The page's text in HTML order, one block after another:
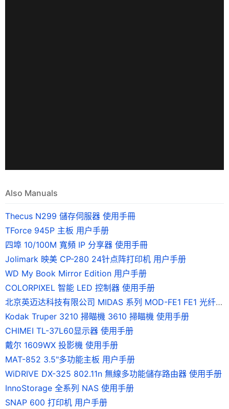
Also Manuals
Thecus N299 儲存伺服器 使用手冊
TForce 945P 主板 用户手册
四埠 10/100M 寬頻 IP 分享器 使用手冊
Jolimark 映美 CP-280 24针点阵打印机 用户手册
WD My Book Mirror Edition 用户手册
COLORPIXEL 智能 LED 控制器 使用手册
北京英迈达科技有限公司 MIDAS 系列 MOD-FE1 FE1 光纤调制解调器 说明书
Kodak Truper 3210 掃瞄機 3610 掃瞄機 使用手册
CHIMEI TL-37L60显示器 使用手册
戴尔 1609WX 投影機 使用手册
MAT-852 3.5"多功能主板 用户手册
WiDRIVE DX-325 802.11n 無線多功能儲存路由器 使用手册
InnoStorage 全系列 NAS 使用手册
SNAP 600 打印机 用户手册